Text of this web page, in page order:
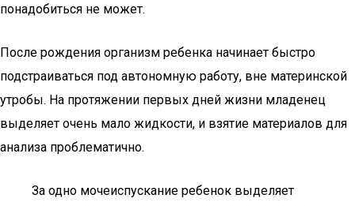
понадобиться не может.
После рождения организм ребенка начинает быстро
подстраиваться под автономную работу, вне материнской
утробы. На протяжении первых дней жизни младенец
выделяет очень мало жидкости, и взятие материалов для
анализа проблематично.
За одно мочеиспускание ребенок выделяет